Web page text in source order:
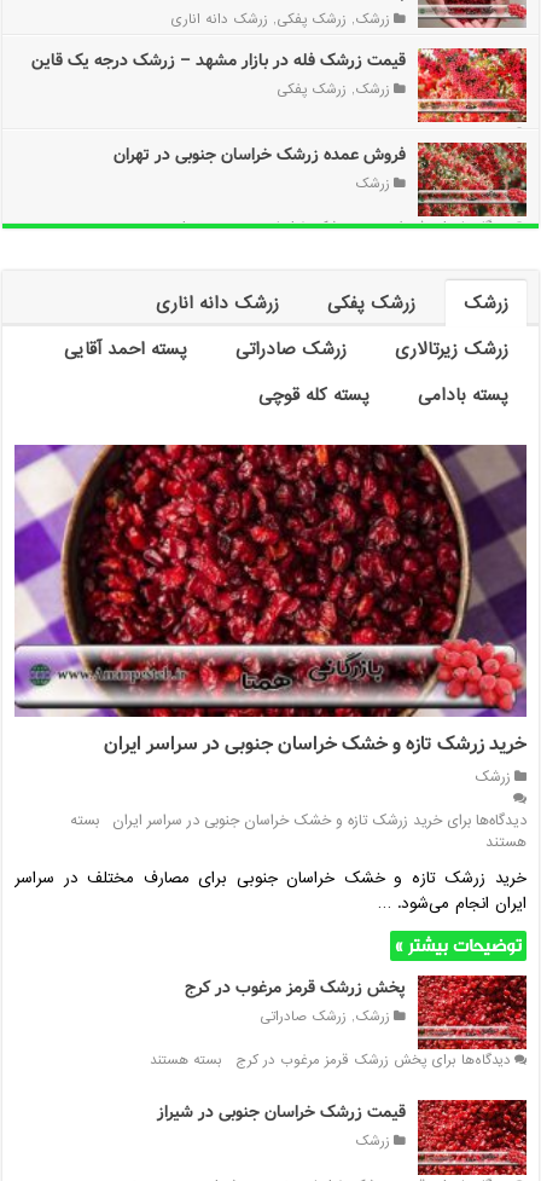
زرشک, زرشک پفکی, زرشک دانه اناری
دیدگاه‌ها
برای فروش عمده زرشک با تضمین کیفیت در مشهد – زرشک پفکی و دانه اناری
بسته هستند
قیمت زرشک فله در بازار مشهد – زرشک درجه یک قاین
زرشک, زرشک پفکی
دیدگاه‌هابرای قیمت زرشک فله در بازار مشهد – زرشک درجه یک قاین
فروش عمده زرشک خراسان جنوبی در تهران
زرشک
دیدگاه‌هابرای فروش عمده زرشک خراسان جنوبی در تهران بسته هستند
زرشک زرشک پفکی
زرشک دانه اناری
زرشک زیرتالاری
زرشک صادراتی
پسته احمد آقایی
پسته بادامی
پسته کله قوچی
خرید زرشک تازه و خشک خراسان جنوبی در سراسر ایران
زرشک
دیدگاه‌هابرای خرید زرشک تازه و خشک خراسان جنوبی در سراسر ایران
بسته
هستند
خرید زرشک تازه و خشک خراسان جنوبی برای مصارف مختلف در سراسر
ایران انجام می‌شود. …
توضیحات بیشتر »
پخش زرشک قرمز مرغوب در کرج
زرشک, زرشک صادراتی
دیدگاه‌ها برای پخش زرشک قرمز مرغوب در کرج بسته هستند
قیمت زرشک خراسان جنوبی در شیراز
زرشک